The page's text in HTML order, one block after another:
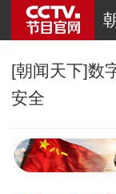
[朝闻天下]数
安全